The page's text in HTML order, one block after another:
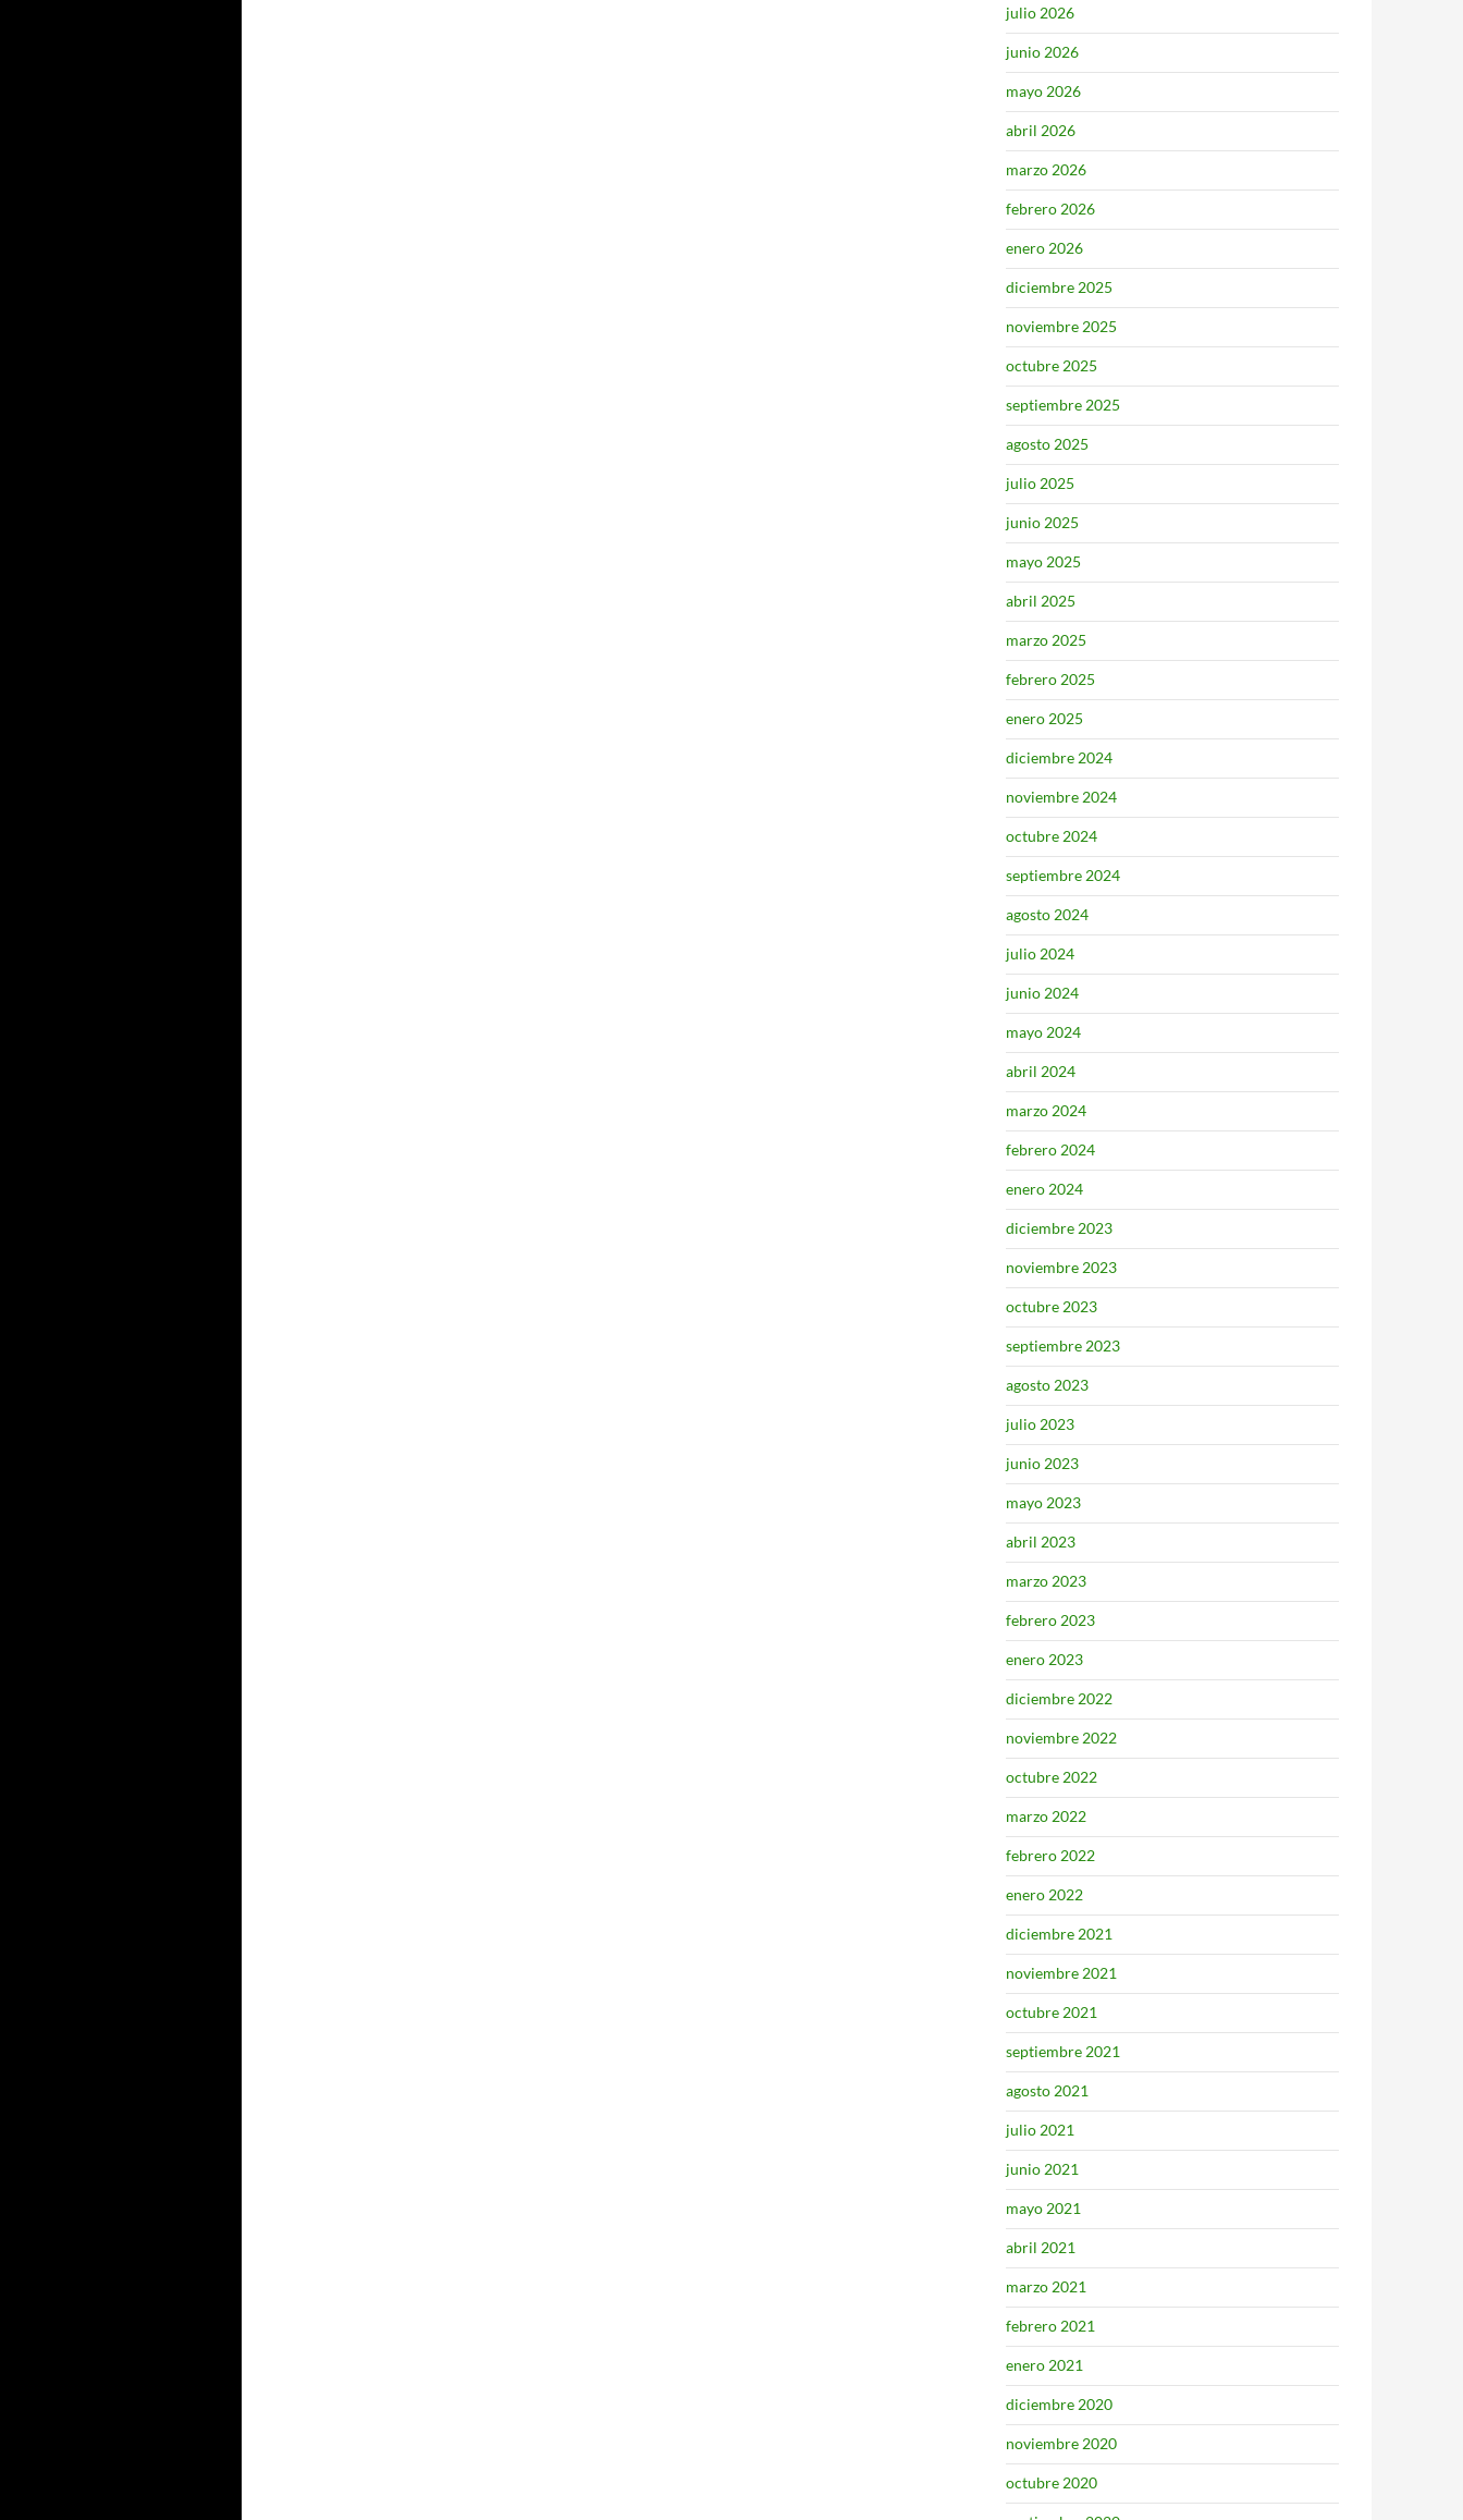
julio 2026
junio 2026
mayo 2026
abril 2026
marzo 2026
febrero 2026
enero 2026
diciembre 2025
noviembre 2025
octubre 2025
septiembre 2025
agosto 2025
julio 2025
junio 2025
mayo 2025
abril 2025
marzo 2025
febrero 2025
enero 2025
diciembre 2024
noviembre 2024
octubre 2024
septiembre 2024
agosto 2024
julio 2024
junio 2024
mayo 2024
abril 2024
marzo 2024
febrero 2024
enero 2024
diciembre 2023
noviembre 2023
octubre 2023
septiembre 2023
agosto 2023
julio 2023
junio 2023
mayo 2023
abril 2023
marzo 2023
febrero 2023
enero 2023
diciembre 2022
noviembre 2022
octubre 2022
marzo 2022
febrero 2022
enero 2022
diciembre 2021
noviembre 2021
octubre 2021
septiembre 2021
agosto 2021
julio 2021
junio 2021
mayo 2021
abril 2021
marzo 2021
febrero 2021
enero 2021
diciembre 2020
noviembre 2020
octubre 2020